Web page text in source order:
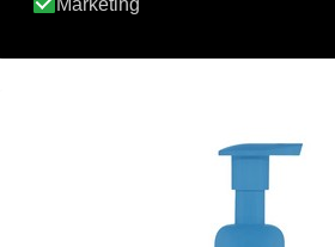
GEL HIGIENE ÍNTIMA PEDIÁTRICO